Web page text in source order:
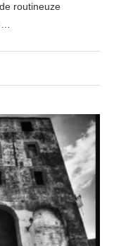
routineuze
…